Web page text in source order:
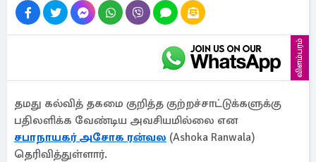
விளம்பரம்
தமது கல்வித் தகமை குறித்த குற்றச்சாட்டுக்களுக்கு
பதிலளிக்க வேண்டிய அவசியமில்லை என
சபாநாயகர் அசோக ரன்வல (Ashoka Ranwala)
தெரிவித்துள்ளார்.